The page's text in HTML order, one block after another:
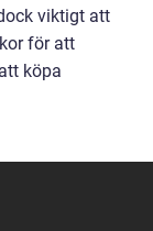
viktigt att
för att
köpa